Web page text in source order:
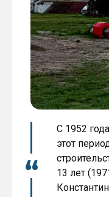
С 1952
этот
13 лет